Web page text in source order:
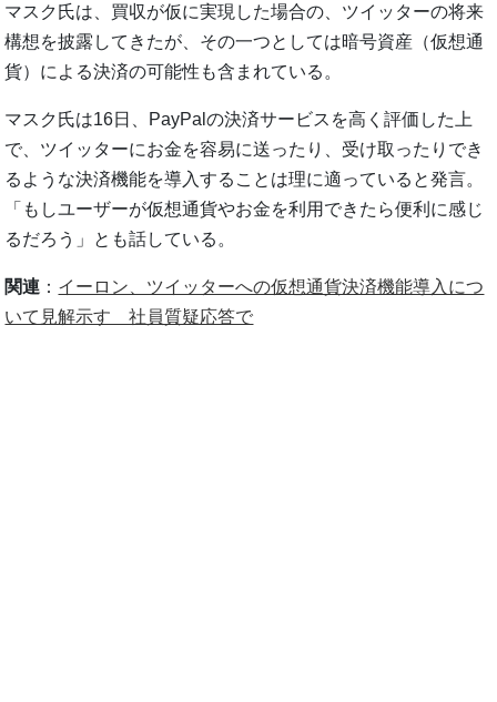
マスク氏は、買収が仮に実現した場合の、ツイッターの将来
構想を披露してきたが、その一つとしては暗号資産（仮想通
貨）による決済の可能性も含まれている。
マスク氏は16日、PayPalの決済サービスを高く評価した上
で、ツイッターにお金を容易に送ったり、受け取ったりでき
るような決済機能を導入することは理に適っていると発言。
「もしユーザーが仮想通貨やお金を利用できたら便利に感じ
るだろう」とも話している。
関連 ： イーロン、ツイッターへの仮想通貨決済機能導入につ
いて見解示す 社員質疑応答で